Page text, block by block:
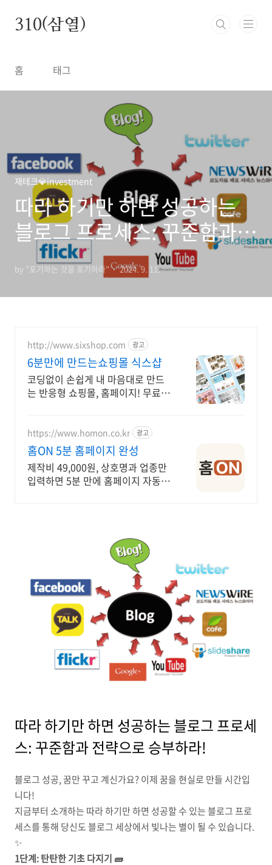
310(삼열)
홈 태그
재테크💎investment
따라 하기만 하면 성공하는
블로그 프로세스: 꾸준함과
전략으로 승부하라!
by "포기하는 것을 포기하라" 2024. 9. 11.
http://www.sixshop.com 광고
6분만에 만드는쇼핑몰 식스샵
코딩없이 손쉽게 내 마음대로 만드
는 반응형 쇼핑몰, 홈페이지! 무료
https://www.homon.co.kr 광고
홈ON 5분 홈페이지 완성
제작비 49,000원, 상호명과 업종만
입력하면 5분 만에 홈페이지 자동
따라 하기만 하면 성공하는 블로그 프로세
스: 꾸준함과 전략으로 승부하라!
블로그 성공,꿈만 꾸고 계신가요?이제 꿈을 현실로 만들 시간입
니다!
지금부터 소개하는 따라 하기만 하면 성공할 수 있는 블로그 프로
세스를 통해 당신도 블로그 세상에서 빛나는 별이 될 수 있습니다.
✨
1단계: 탄탄한 기초 다지기 🧱